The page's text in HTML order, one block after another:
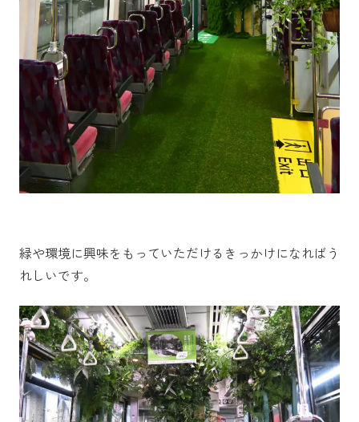
緑や環境に興味をもっていただけるきっかけになればう
れしいです。